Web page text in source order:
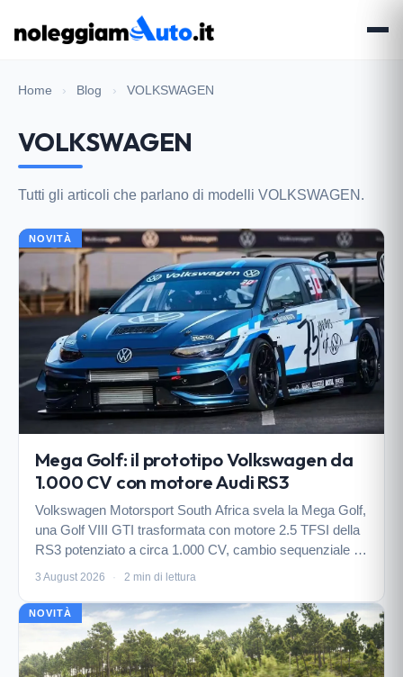
Home › Blog › VOLKSWAGEN
VOLKSWAGEN
Tutti gli articoli che parlano di modelli VOLKSWAGEN.
NOVITÀ
Mega Golf: il prototipo Volkswagen da
1.000 CV con motore Audi RS3
Volkswagen Motorsport South Africa svela la Mega Golf,
una Golf VIII GTI trasformata con motore 2.5 TFSI della
RS3 potenziato a circa 1.000 CV, cambio sequenziale e
carrozzeria in carbonio, pensata esclusivamente per le
3 August 2026 · 2 min di lettura
NOVITÀ